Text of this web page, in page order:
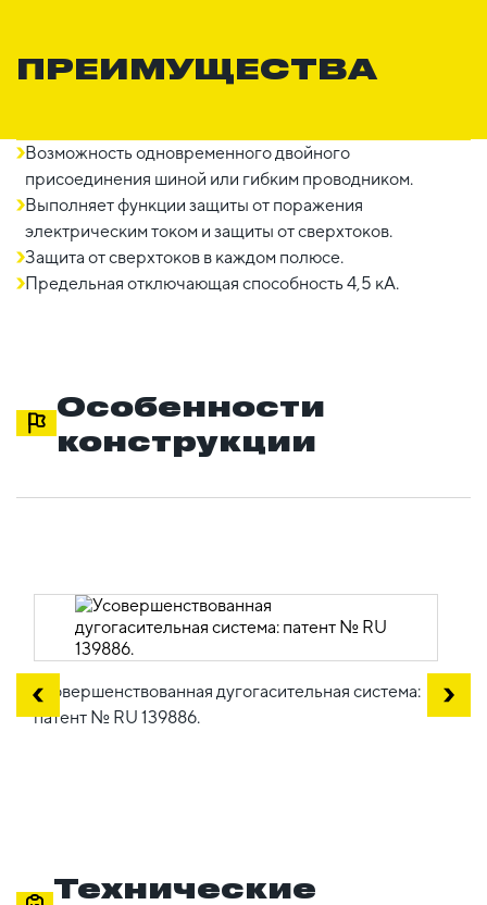
ПРЕИМУЩЕСТВА
Возможность одновременного двойного
присоединения шиной или гибким проводником.
Выполняет функции защиты от поражения
электрическим током и защиты от сверхтоков.
Защита от сверхтоков в каждом полюсе.
Предельная отключающая способность 4,5 кА.
Особенности
конструкции
Усовершенствованная дугогасительная система:
патент № RU 139886.
Технические